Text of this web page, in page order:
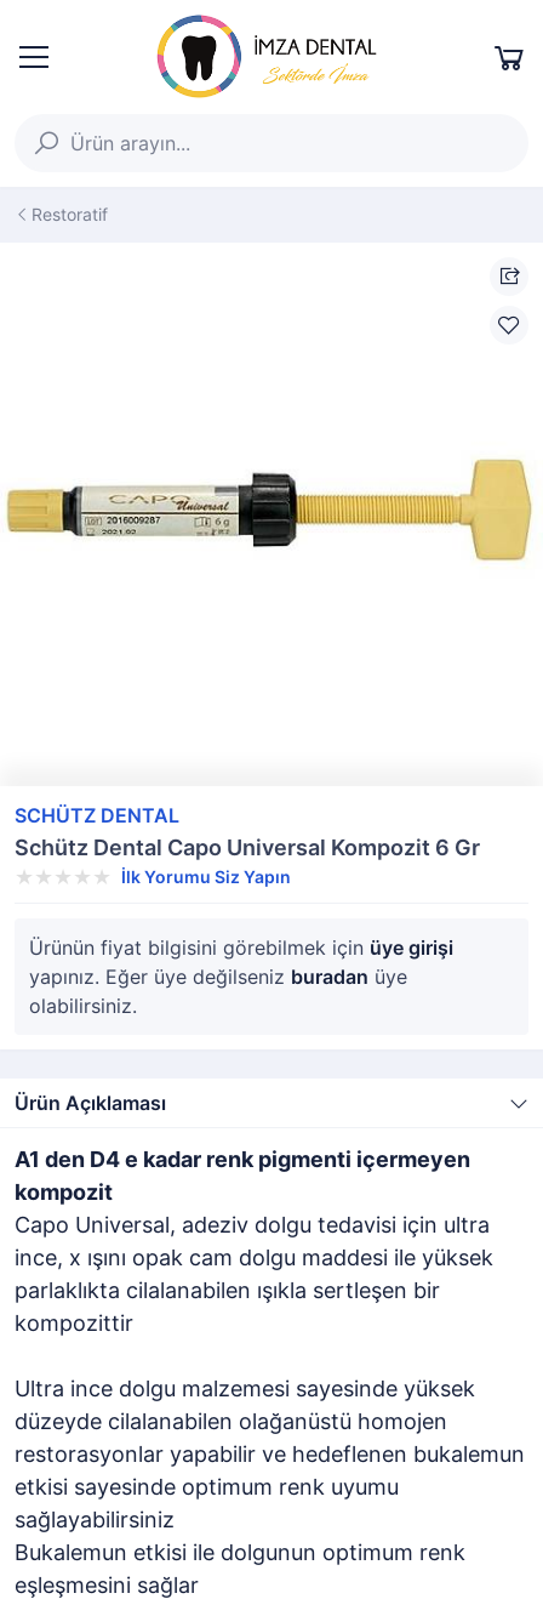
Restoratif
SCHÜTZ DENTAL
Schütz Dental Capo Universal Kompozit 6 Gr
İlk Yorumu Siz Yapın
Ürünün fiyat bilgisini görebilmek için üye girişi
yapınız. Eğer üye değilseniz buradan üye
olabilirsiniz.
Ürün Açıklaması
A1 den D4 e kadar renk pigmenti içermeyen
kompozit
Capo Universal, adeziv dolgu tedavisi için ultra
ince, x ışını opak cam dolgu maddesi ile yüksek
parlaklıkta cilalanabilen ışıkla sertleşen bir
kompozittir
Ultra ince dolgu malzemesi sayesinde yüksek
düzeyde cilalanabilen olağanüstü homojen
restorasyonlar yapabilir ve hedeflenen bukalemun
etkisi sayesinde optimum renk uyumu
sağlayabilirsiniz
Bukalemun etkisi ile dolgunun optimum renk
eşleşmesini sağlar